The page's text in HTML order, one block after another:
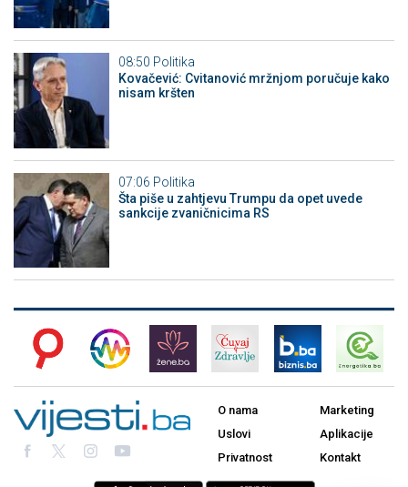
08:50 Politika
Kovačević: Cvitanović mržnjom poručuje kako
nisam kršten
07:06 Politika
Šta piše u zahtjevu Trumpu da opet uvede
sankcije zvaničnicima RS
O nama
Uslovi
Privatnost
Marketing
Aplikacije
Kontakt